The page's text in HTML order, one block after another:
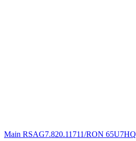
Main RSAG7.820.11711/RON 65U7HQ